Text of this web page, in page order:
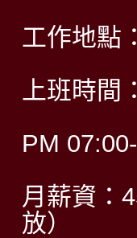
工作地點
上班時間
PM
月薪資：
放）